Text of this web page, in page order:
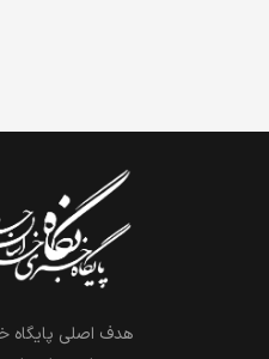
هدف اصلی پایگاه